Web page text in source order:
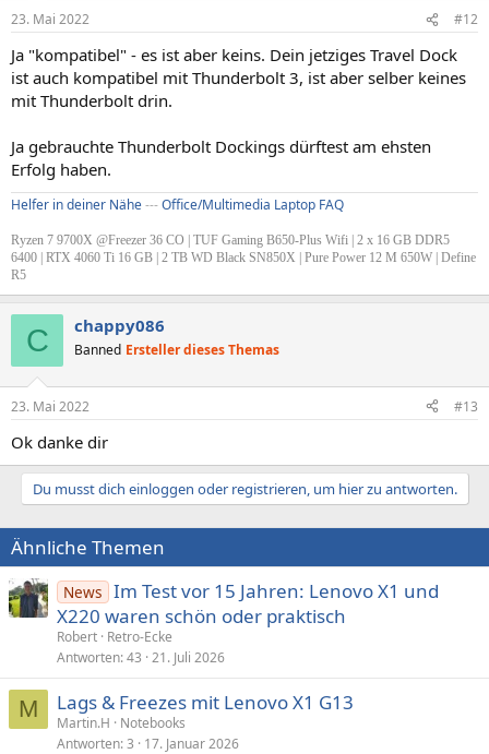
23. Mai 2022 #12
Ja "kompatibel" - es ist aber keins. Dein jetziges Travel Dock
ist auch kompatibel mit Thunderbolt 3, ist aber selber keines
mit Thunderbolt drin.
Ja gebrauchte Thunderbolt Dockings dürftest am ehsten
Erfolg haben.
Helfer in deiner Nähe---Office/Multimedia Laptop FAQ
Ryzen 7 9700X @Freezer 36 CO | TUF Gaming B650-Plus Wifi | 2 x 16 GB DDR5
6400 | RTX 4060 Ti 16 GB | 2 TB WD Black SN850X | Pure Power 12 M 650W | Define
R5
C chappy086
Banned Ersteller dieses Themas
23. Mai 2022 #13
Ok danke dir
Du musst dich einloggen oder registrieren, um hier zu antworten.
Ähnliche Themen
News Im Test vor 15 Jahren: Lenovo X1 und
X220 waren schön oder praktisch
Robert Retro-Ecke
Antworten 43 21. Juli 2026
M Lags & Freezes mit Lenovo X1 G13
Martin.H
Notebooks
Antworten 3 17. Januar 2026